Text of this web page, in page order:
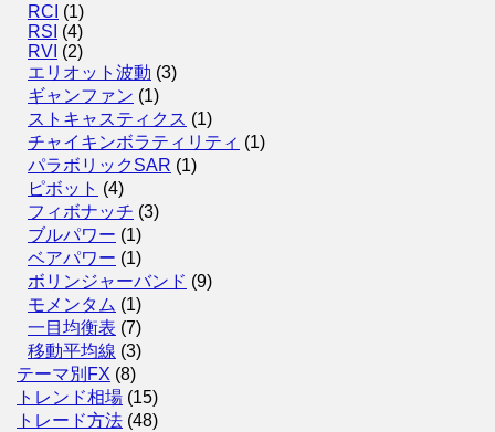
RCI (1)
RSI (4)
RVI (2)
エリオット波動 (3)
ギャンファン (1)
ストキャスティクス (1)
チャイキンボラティリティ (1)
パラボリックSAR (1)
ピボット (4)
フィボナッチ (3)
ブルパワー (1)
ベアパワー (1)
ボリンジャーバンド (9)
モメンタム (1)
一目均衡表 (7)
移動平均線 (3)
テーマ別FX (8)
トレンド相場 (15)
トレード方法 (48)